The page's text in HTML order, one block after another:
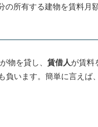
の所有する建物を賃料月
が物を貸し、 賃借人が賃料
も負います。簡単に言えば